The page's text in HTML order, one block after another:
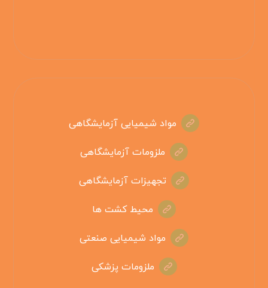
مواد شیمیایی آزمایشگاهی
ملزومات آزمایشگاهی
تجهیزات آزمایشگاهی
محیط کشت ها
مواد شیمیایی صنعتی
ملزومات پزشکی